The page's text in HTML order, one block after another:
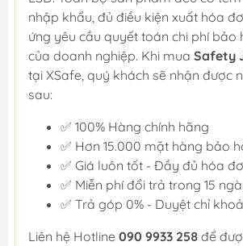
nhập khẩu, đủ điều kiện xuất hóa
ứng yêu cầu quyết toán chi phí bảo
của doanh nghiệp. Khi mua Safety
tại XSafe, quý khách sẽ nhận được
sau:
✅ 100% Hàng chính hãng
✅ Hơn 15.000 mặt hàng bảo
✅ Giá luôn tốt - Đầy đủ hóa
✅ Miễn phí đổi trả trong 15
✅ Trả góp 0% - Duyệt chỉ
Liên hệ Hotline 090 9933 258 để